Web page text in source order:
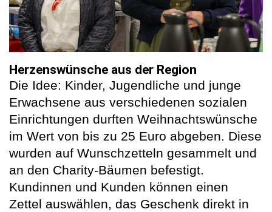
Herzenswünsche aus der Region
Die Idee: Kinder, Jugendliche und junge
Erwachsene aus verschiedenen sozialen
Einrichtungen durften Weihnachtswünsche
im Wert von bis zu 25 Euro abgeben. Diese
wurden auf Wunschzetteln gesammelt und
an den Charity-Bäumen befestigt.
Kundinnen und Kunden können einen
Zettel auswählen, das Geschenk direkt in